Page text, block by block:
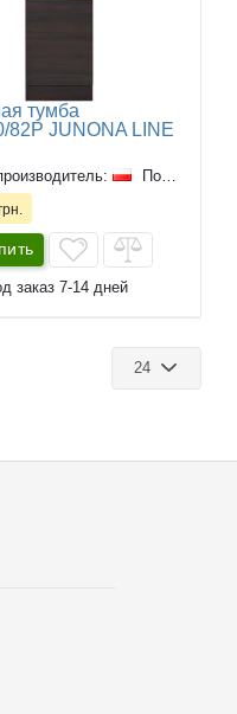
тумба
82P JUNONA LINE
Польша
заказ 7-14 дней
24